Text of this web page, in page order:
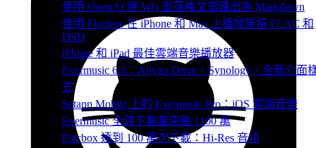
使用 OpenAI 將 Wix 部落格文章匯出為 Markdown
使用 Flacbox 在 iPhone 和 Mac 上播放無損 FLAC 和
DSD
iPhone 和 iPad 最佳雲端音樂播放器
Evermusic 6.8：Aliyun Drive、Synology、全新介面
式
Setapp Mobile 上的 Evermusic Pro：iOS 雲端音樂
Evermusic 全球下載量突破 1100 萬
Flacbox 達到 100 萬次下載：Hi-Res 音訊